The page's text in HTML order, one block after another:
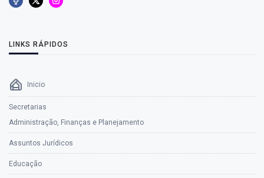
LINKS RÁPIDOS
Inicio
Secretarias
Administração, Finanças e Planejamento
Assuntos Jurídicos
Educação